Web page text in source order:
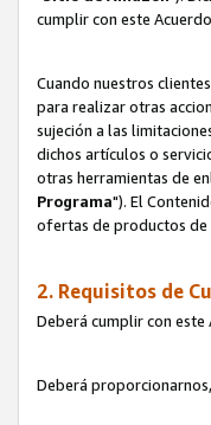
cumplir con este
Cuando nuestros
para realizar otras
sujeción a las
dichos artículos o
otras herramientas de
Programa"). El
ofertas de productos de
2. Requisitos de
Deberá cumplir con
Deberá